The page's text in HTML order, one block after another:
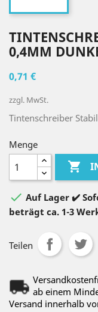
0,4MM
0,71 €
zzgl. MwSt.
Tintenschreiber
Menge

 Auf Lager ✔️
beträgt ca. 1-3
Teilen
ab einem
Versand innerhalb